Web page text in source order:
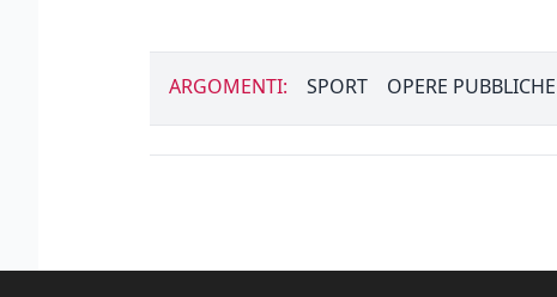
ARGOMENTI: SPORT OPERE PUBBLICHE